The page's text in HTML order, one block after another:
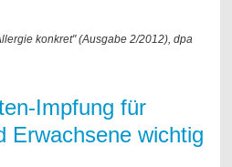
konkret" (Ausgabe 2/2012), dpa
Impfung für
Erwachsene wichtig